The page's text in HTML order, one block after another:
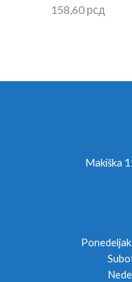
158,60 рсд
Makiška